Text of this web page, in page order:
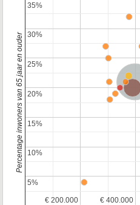
Provincie
€ 200.000
€ 200.000 € 400.000
€ 400.000
5%
5%
10%
10%
15%
15%
20%
20%
25%
25%
30%
30%
35%
35%
Percentage inwoners van 65 jaar en ouder